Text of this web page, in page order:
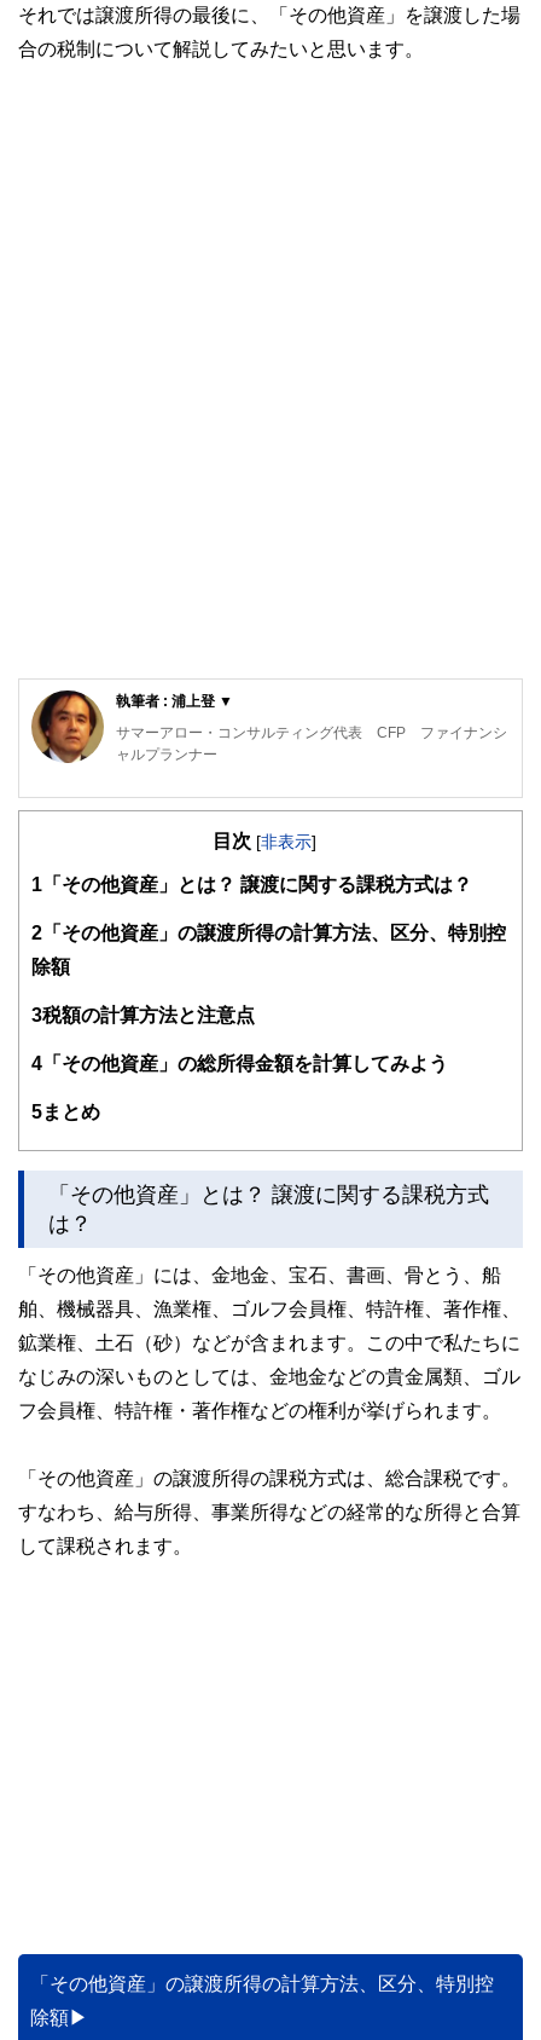
それでは譲渡所得の最後に、「その他資産」を譲渡した場
合の税制について解説してみたいと思います。
執筆者 : 浦上登 ▼
サマーアロー・コンサルティング代表 CFP ファイナンシ
ャルプランナー
東京の築地生まれ。魚市場や築地本願寺のある下町で育つ。
現在、サマーアロー・コンサルティングの代表。
ファイナンシャル・プランナーの上位資格であるCFP（日本
業協会認定）。
用・相続などの老後対策等、幅広い分野をカバーし、これか
ら人生の礎を築いていく若い人とともに、同年代の高齢者層
から絶大な信頼を集めている。
現在、出版を記念して、サマーアロー・コンサルティング
サマーアロー・コンサルティングHPアドレス：
https://brians
ummer.wixsite.com/summerarrow
目次 [非表示]
1 「その他資産」とは？ 譲渡に関する課税方式は？
2 「その他資産」の譲渡所得の計算方法、区分、特別控
除額
3税額の計算方法と注意点
4 「その他資産」の総所得金額を計算してみよう
5まとめ
「その他資産」とは？ 譲渡に関する課税方式
は？
「その他資産」には、金地金、宝石、書画、骨とう、船
舶、機械器具、漁業権、ゴルフ会員権、特許権、著作権、
鉱業権、土石（砂）などが含まれます。この中で私たちに
なじみの深いものとしては、金地金などの貴金属類、ゴル
フ会員権、特許権・著作権などの権利が挙げられます。
「その他資産」の譲渡所得の課税方式は、総合課税です。
すなわち、給与所得、事業所得などの経常的な所得と合算
して課税されます。
「その他資産」の譲渡所得の計算方法、区分、特別控
除額